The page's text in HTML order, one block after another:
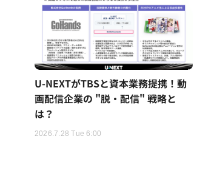
U-NEXTがTBSと資本業務提携！動
画配信企業の "脱・配信" 戦略と
は？
2026.7.28 Tue 6:00